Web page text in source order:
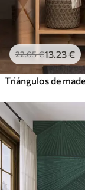
22.05€13 .23€